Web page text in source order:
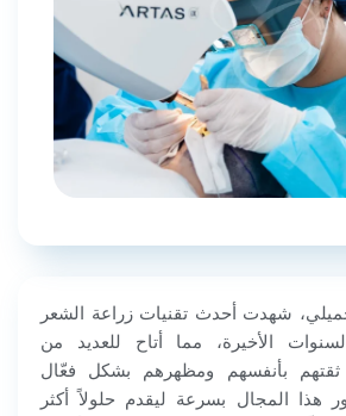
شهدت أحدث تقنيات زراعة الشعر
الأخيرة، مما أتاح للعديد من
ثقتهم بأنفسهم ومظهرهم بشكل فعّال
هذا المجال بسرعة ليقدم حلولاً أكثر